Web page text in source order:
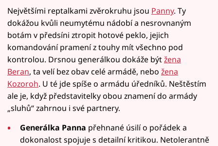
Největšími reptalkami zvěrokruhu jsou Panny. Ty
dokážou kvůli neumytému nádobí a nesrovnaným
botám v předsíni ztropit hotové peklo, jejich
komandování pramení z touhy mít všechno pod
kontrolou. Drsnou generálkou dokáže býtžena
Beran, ta velí bez obav celé armádě, nebo žena
Kozoroh. U té jde spíše o armádu úředníků. Neštěstím
ale je, když představitelky obou znamení do armády
„sluhů“ zahrnou i své partnery.
Generálka Panna přehnané úsilí o pořádek a
dokonalost spojuje s detailní kritikou. Netolerantně